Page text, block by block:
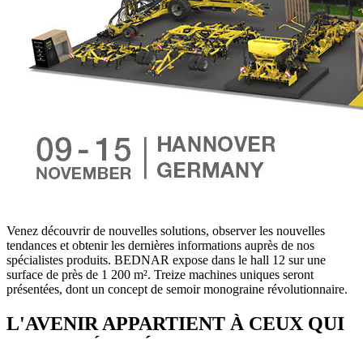
Venez découvrir de nouvelles solutions, observer les nouvelles
tendances et obtenir les dernières informations auprès de nos
spécialistes produits. BEDNAR expose dans le hall 12 sur une
surface de près de 1 200 m². Treize machines uniques seront
présentées, dont un concept de semoir monograine révolutionnaire.
L'AVENIR APPARTIENT À CEUX QUI